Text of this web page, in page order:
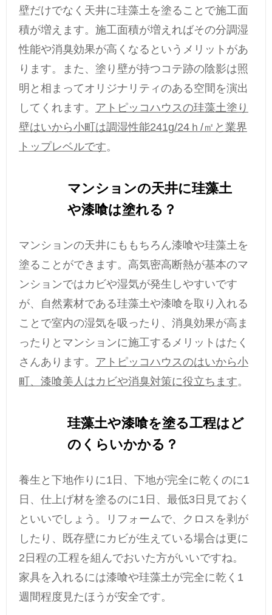
壁だけでなく天井に珪藻土を塗ることで施工面
積が増えます。施工面積が増えればその分調湿
性能や消臭効果が高くなるというメリットがあ
ります。また、塗り壁が持つコテ跡の陰影は照
明と相まってオリジナリティのある空間を演出
してくれます。 アトピッコハウスの珪藻土塗り
壁はいから小町は調湿性能241g/24ｈ/㎡と業界
トップレベルです。
マンションの天井に珪藻土
や漆喰は塗れる？
マンションの天井にももちろん漆喰や珪藻土を
塗ることができます。高気密高断熱が基本のマ
ンションではカビや湿気が発生しやすいです
が、自然素材である珪藻土や漆喰を取り入れる
ことで室内の湿気を吸ったり、消臭効果が高ま
ったりとマンションに施工するメリットはたく
さんあります。 アトピッコハウスのはいから小
町、漆喰美人はカビや消臭対策に役立ちます。
珪藻土や漆喰を塗る工程はど
のくらいかかる？
養生と下地作りに1日、下地が完全に乾くのに1
日、仕上げ材を塗るのに1日、最低3日見ておく
といいでしょう。リフォームで、クロスを剥が
したり、既存壁にカビが生えている場合は更に
2日程の工程を組んでおいた方がいいですね。
家具を入れるには漆喰や珪藻土が完全に乾く1
週間程度見たほうが安全です。